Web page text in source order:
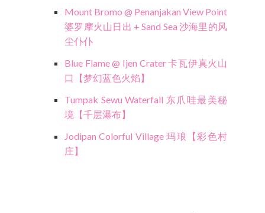
Mount Bromo @ Penanjakan View Point
婆罗摩火山日出 + Sand Sea 沙海里的风
尘仆仆
Blue Flame @ Ijen Crater 卡瓦伊真火山
口【梦幻蓝色火焰】
Tumpak Sewu Waterfall 东爪哇最美秘
境【千层瀑布】
Jodipan Colorful Village 玛琅【彩色村
庄】